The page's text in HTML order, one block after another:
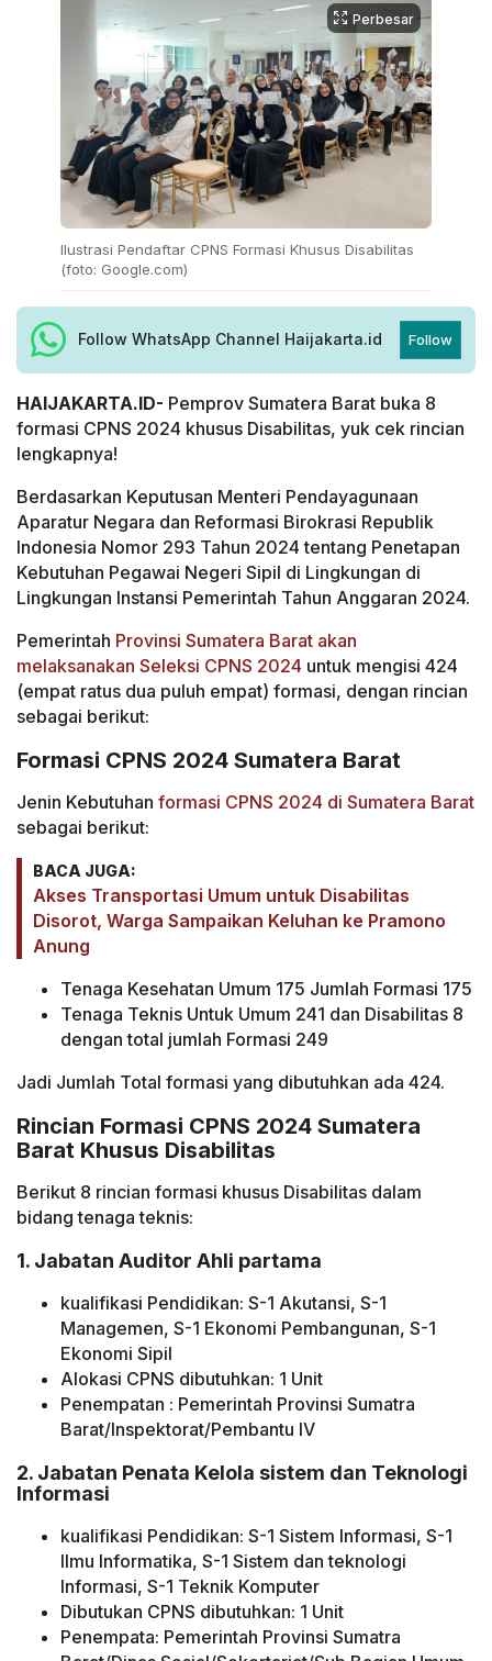
Perbesar
Ilustrasi Pendaftar CPNS Formasi Khusus Disabilitas
(foto: Google.com)
Follow WhatsApp Channel Haijakarta.id Follow
HAIJAKARTA.ID- Pemprov Sumatera Barat buka 8
formasi CPNS 2024 khusus Disabilitas, yuk cek rincian
lengkapnya!
Berdasarkan Keputusan Menteri Pendayagunaan
Aparatur Negara dan Reformasi Birokrasi Republik
Indonesia Nomor 293 Tahun 2024 tentang Penetapan
Kebutuhan Pegawai Negeri Sipil di Lingkungan di
Lingkungan Instansi Pemerintah Tahun Anggaran 2024.
Pemerintah Provinsi Sumatera Barat akan
melaksanakan Seleksi CPNS 2024 untuk mengisi 424
(empat ratus dua puluh empat) formasi, dengan rincian
sebagai berikut:
Formasi CPNS 2024 Sumatera Barat
Jenin Kebutuhan formasi CPNS 2024 di Sumatera Barat
sebagai berikut:
BACA JUGA:
Akses Transportasi Umum untuk Disabilitas
Disorot, Warga Sampaikan Keluhan ke Pramono
Anung
Tenaga Kesehatan Umum 175 Jumlah Formasi 175
Tenaga Teknis Untuk Umum 241 dan Disabilitas 8
dengan total jumlah Formasi 249
Jadi Jumlah Total formasi yang dibutuhkan ada 424.
Rincian Formasi CPNS 2024 Sumatera
Barat Khusus Disabilitas
Berikut 8 rincian formasi khusus Disabilitas dalam
bidang tenaga teknis:
1. Jabatan Auditor Ahli partama
kualifikasi Pendidikan: S-1 Akutansi, S-1
Managemen, S-1 Ekonomi Pembangunan, S-1
Ekonomi Sipil
Alokasi CPNS dibutuhkan: 1 Unit
Penempatan : Pemerintah Provinsi Sumatra
Barat/Inspektorat/Pembantu IV
2. Jabatan Penata Kelola sistem dan Teknologi
Informasi
kualifikasi Pendidikan: S-1 Sistem Informasi, S-1
Ilmu Informatika, S-1 Sistem dan teknologi
Informasi, S-1 Teknik Komputer
Dibutukan CPNS dibutuhkan: 1 Unit
Penempata: Pemerintah Provinsi Sumatra